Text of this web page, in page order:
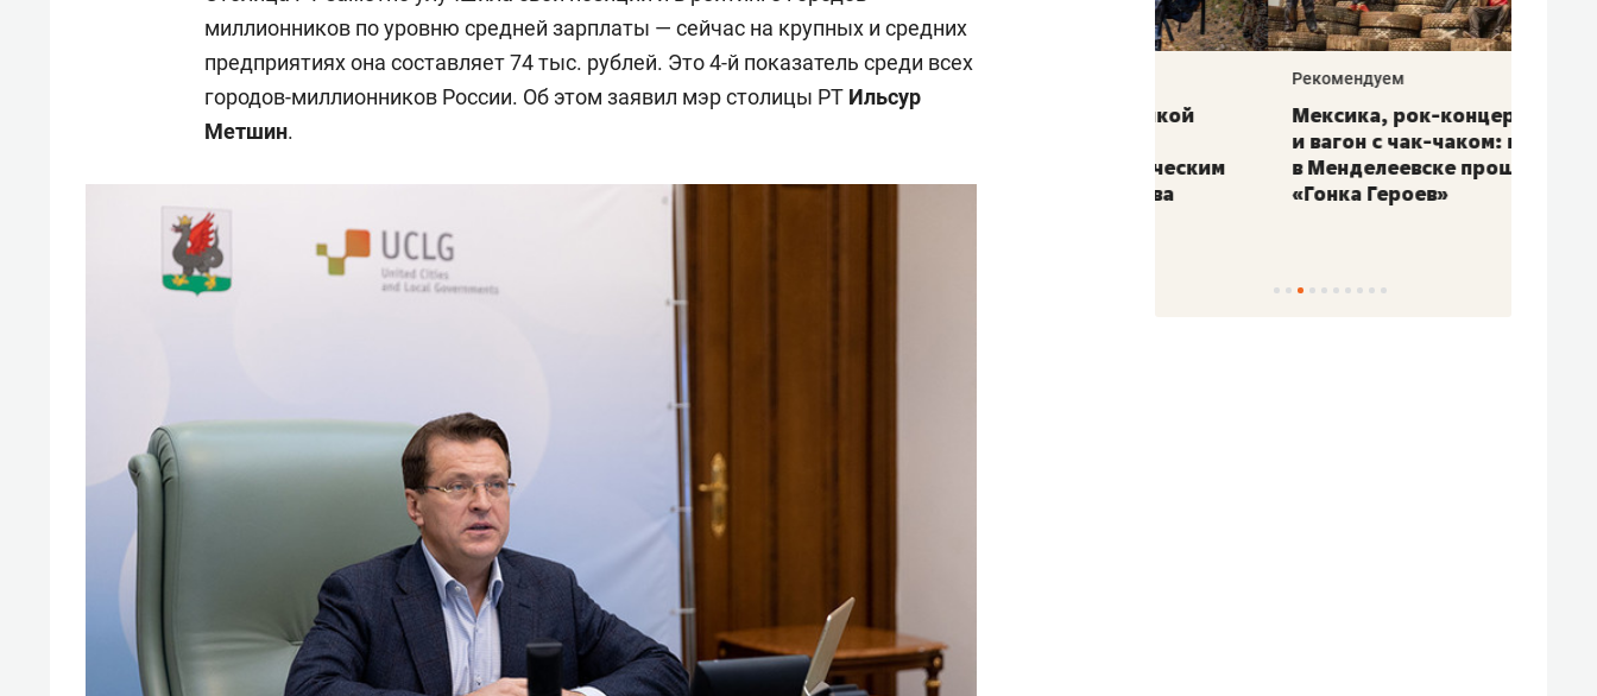
миллионников по уровню средней зарплаты — сейчас на крупных и средних
предприятиях она составляет 74 тыс. рублей. Это 4-й показатель среди всех
городов-миллионников России. Об этом заявил мэр столицы РТ Ильсур
Метшин.
Рекомендуем
Как ГК «МИР ГРУПП» и ВТБ
создают оазис жилого
150 камер до квартиры и Face
Рекомендуем
Опыт выживания в дикой
состоянием как основа
Мексика, рок-концерт
и вагон с чак-чаком: как
в Менделеевске прошла
«Гонка Героев»